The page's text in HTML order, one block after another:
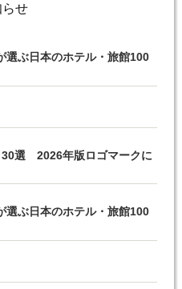
らせ
選ぶ日本のホテル・旅館100
30選 2026年版ロゴマークに
選ぶ日本のホテル・旅館100